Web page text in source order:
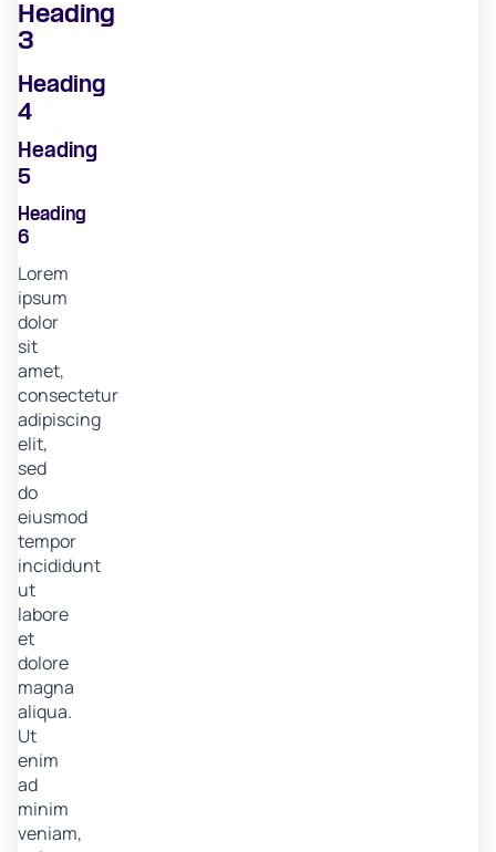
Heading
3
Heading
4
Heading
5
Heading
6
Lorem
ipsum
dolor
sit
amet,
consectetur
adipiscing
elit,
sed
do
eiusmod
tempor
incididunt
ut
labore
et
dolore
magna
aliqua.
Ut
enim
ad
minim
veniam,